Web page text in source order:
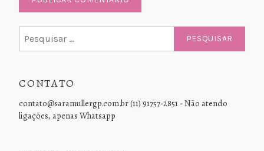
por:
CONTATO
contato@saramullergp.com.br (11) 91757-2851 - Não atendo
ligações, apenas Whatsapp